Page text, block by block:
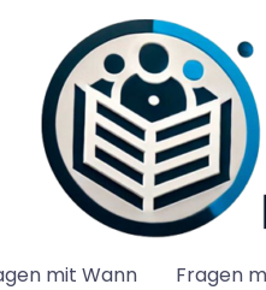
mit Wann Fragen